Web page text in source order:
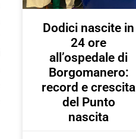
Dodici nascite in
24 ore
all’ospedale di
Borgomanero:
record e crescita
del Punto
nascita